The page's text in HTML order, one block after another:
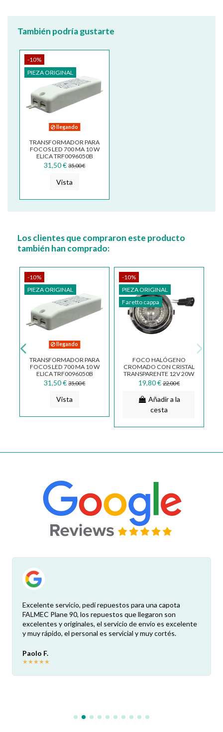
También podría gustarte
-10%
PIEZA ORIGINAL
llegando
TRANSFORMADOR PARA
FOCOS LED 700 MA 10 W
ELICA TRF0096050B
31,50 € 35,00 €
Vista
Los clientes que compraron este producto
también han comprado:
-10%
PIEZA ORIGINAL
llegando
TRANSFORMADOR PARA
FOCOS LED 700 MA 10 W
ELICA TRF0096050B
31,50 € 35,00 €
Vista
-10%
PIEZA ORIGINAL
Faretto cappa
FOCO HALÓGENO
CROMADO CON CRISTAL
TRANSPARENTE 12V 20W
AIRONE FALMEC
BARRIVIERA LAV.IN...
19,80 € 22,00 €
Añadir a la
cesta
Excelente servicio, pedí repuestos para una capota
FALMEC Plane 90, los repuestos que llegaron son
excelentes y originales, el servicio de envío es excelente
y muy rápido, el personal es servicial y muy cortés.
Paolo F.
★★★★★